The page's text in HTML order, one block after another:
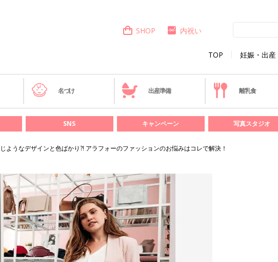
TOP 妊娠・出産
SHOP 内祝い
名づけ 出産準備 離乳食
SNS キャンペーン 写真スタジオ
ようなデザインと色ばかり?! アラフォーのファッションのお悩みはコレで解決！